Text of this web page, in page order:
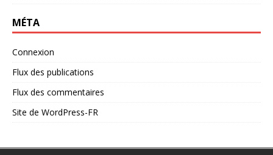
MÉTA
Connexion
Flux des publications
Flux des commentaires
Site de WordPress-FR